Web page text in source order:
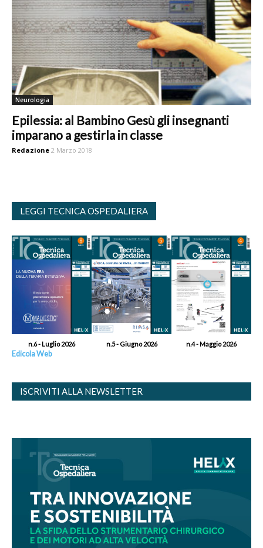
Neurologia
Epilessia: al Bambino Gesù gli insegnanti
imparano a gestirla in classe
Redazione 2 Marzo 2018
LEGGI TECNICA OSPEDALIERA
n.6 - Luglio 2026 n.5 - Giugno 2026 n.4 - Maggio 2026
Edicola Web
ISCRIVITI ALLA NEWSLETTER